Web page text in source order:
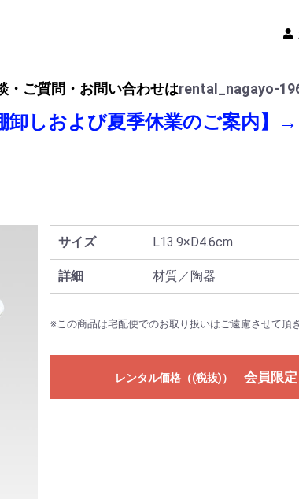
・ご質問・お問い合わせはrental_nagayo-
卸しおよび夏季休業のご案内】→
サイズ L13.9×D4.6cm
詳細 材質／陶器
※この商品は宅配便でのお取り扱いはご遠慮させて頂
レンタル価格（(税抜)） 会員限定